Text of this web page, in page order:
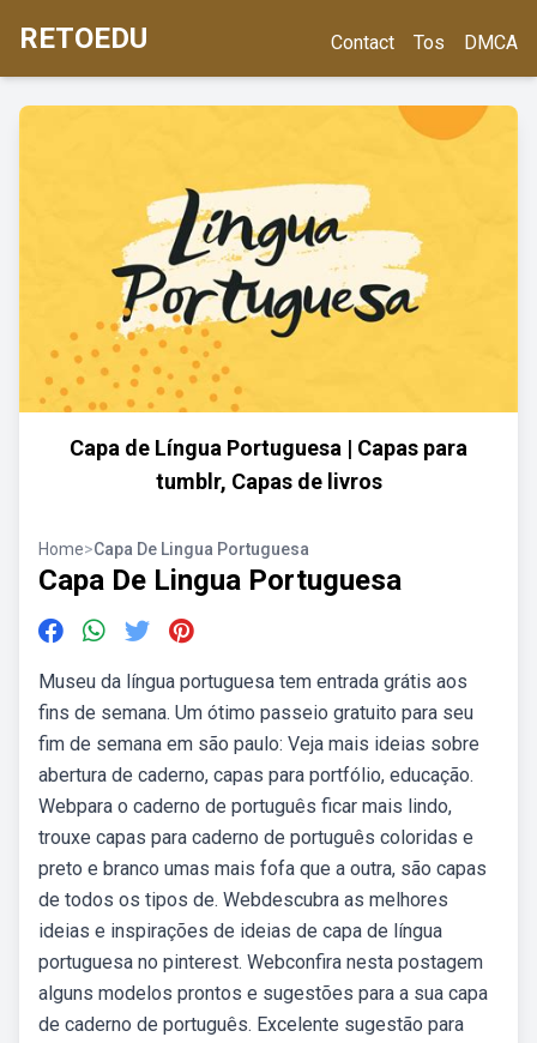
RETOEDU Contact Tos DMCA
Capa de Língua Portuguesa | Capas para
tumblr, Capas de livros
Home>Capa De Lingua Portuguesa
Capa De Lingua Portuguesa
Museu da língua portuguesa tem entrada grátis aos
fins de semana. Um ótimo passeio gratuito para seu
fim de semana em são paulo: Veja mais ideias sobre
abertura de caderno, capas para portfólio, educação.
Webpara o caderno de português ficar mais lindo,
trouxe capas para caderno de português coloridas e
preto e branco umas mais fofa que a outra, são capas
de todos os tipos de. Webdescubra as melhores
ideias e inspirações de ideias de capa de língua
portuguesa no pinterest. Webconfira nesta postagem
alguns modelos prontos e sugestões para a sua capa
de caderno de português. Excelente sugestão para